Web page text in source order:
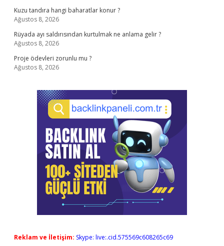
Kuzu tandıra hangi baharatlar konur ?
Ağustos 8, 2026
Rüyada ayı saldırısından kurtulmak ne anlama gelir ?
Ağustos 8, 2026
Proje ödevleri zorunlu mu ?
Ağustos 8, 2026
Reklam ve İletişim: Skype: live:.cid.575569c608265c69